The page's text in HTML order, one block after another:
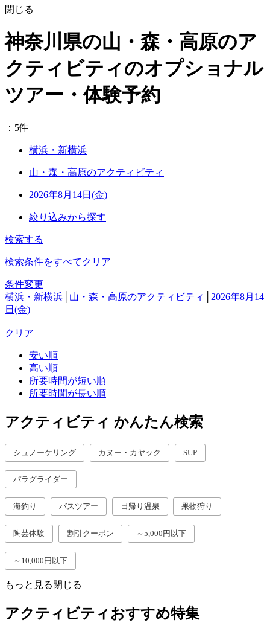
閉じる
神奈川県の山・森・高原のア
クティビティのオプショナル
ツアー・体験予約
：5件
横浜・新横浜
山・森・高原のアクティビティ
2026年8月14日(金)
絞り込みから探す
検索する
検索条件をすべてクリア
条件変更
横浜・新横浜
山・森・高原のアクティビティ
2026年8月14
日(金)
クリア
安い順
高い順
所要時間が短い順
所要時間が長い順
アクティビティ かんたん検索
シュノーケリング カヌー・カヤック SUP
パラグライダー
海釣り バスツアー 日帰り温泉 果物狩り
陶芸体験 割引クーポン ～5,000円以下
～10,000円以下
もっと見る 閉じる
アクティビティおすすめ特集